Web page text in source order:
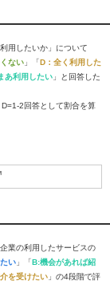
用したいか」について
ない 」「D：全く利用した
あ利用したい 」と回答した
2回答として割合を算
業の利用したサービスの
い 」「B:機会があれば紹
を受けたい 」の4段階で評